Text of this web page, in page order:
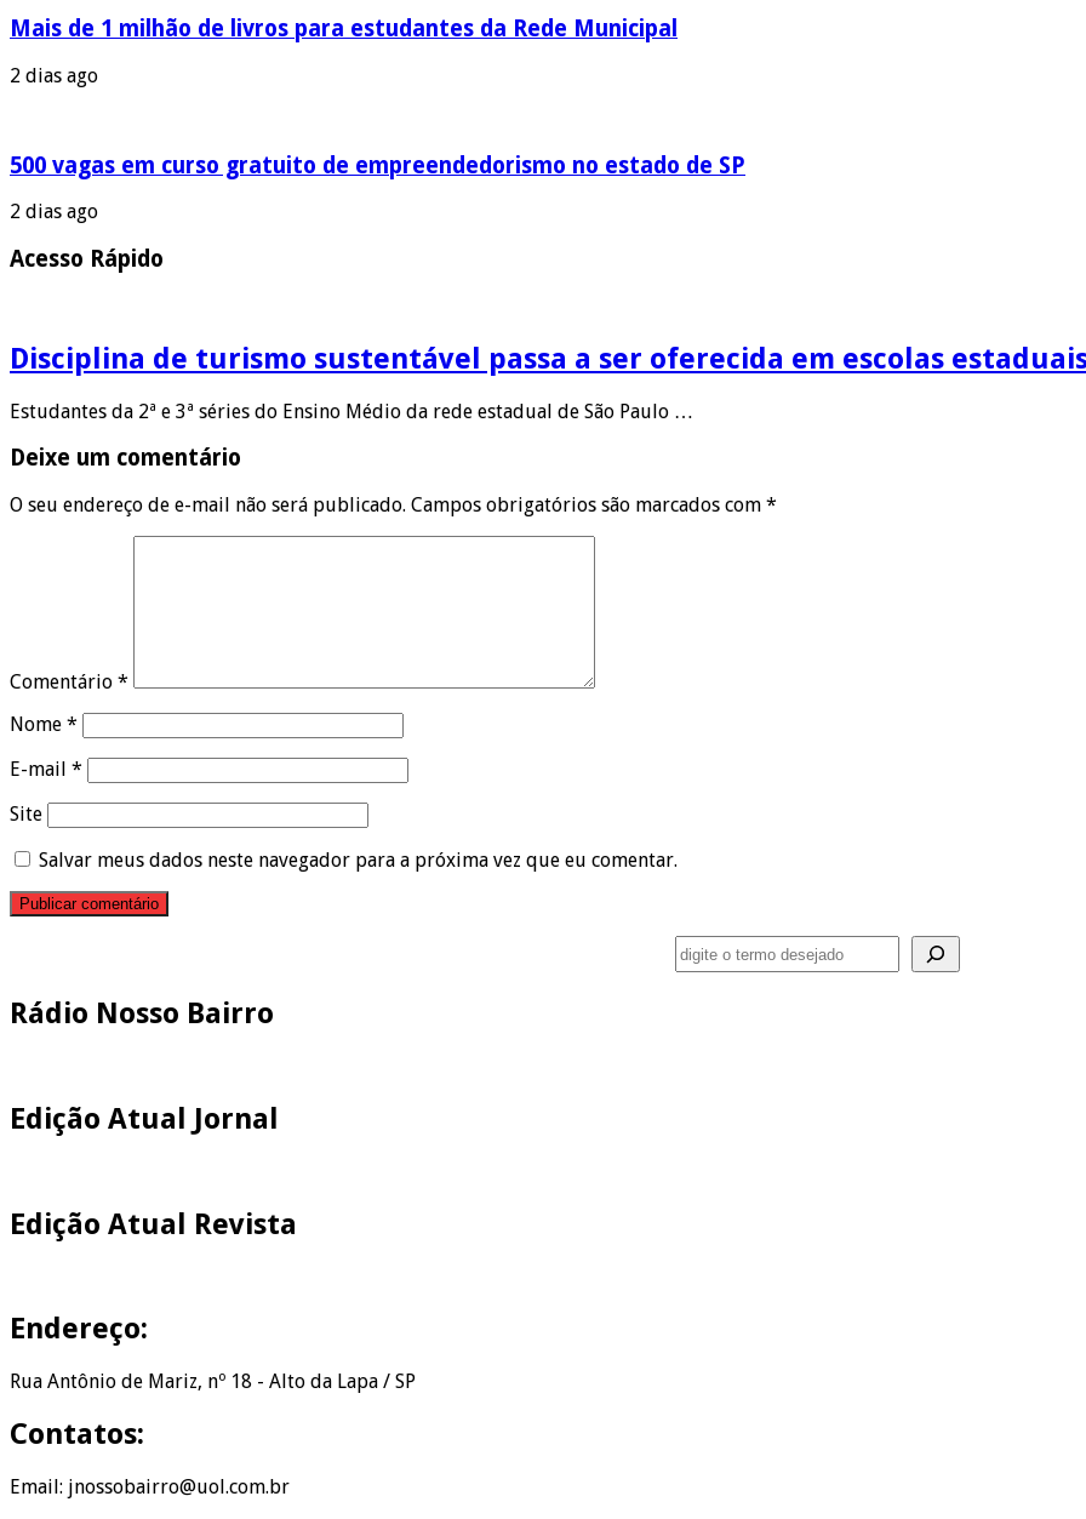
Mais de 1 milhão de livros para estudantes da Rede Municipal
2 dias ago
500 vagas em curso gratuito de empreendedorismo no estado de SP
2 dias ago
Acesso Rápido
Disciplina de turismo sustentável passa a ser oferecida em escolas estaduais
Estudantes da 2ª e 3ª séries do Ensino Médio da rede estadual de São Paulo …
Deixe um comentário
O seu endereço de e-mail não será publicado. Campos obrigatórios são marcados com *
Comentário *
Nome *
E-mail *
Site
Salvar meus dados neste navegador para a próxima vez que eu comentar.
Rádio Nosso Bairro
Edição Atual Jornal
Edição Atual Revista
Endereço:
Rua Antônio de Mariz, nº 18 - Alto da Lapa / SP
Contatos:
Email: jnossobairro@uol.com.br